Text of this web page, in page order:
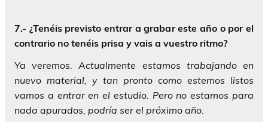
7.- ¿Tenéis previsto entrar a grabar este año o por el
contrario no tenéis prisa y vais a vuestro ritmo?
Ya veremos. Actualmente estamos trabajando en
nuevo material, y tan pronto como estemos listos
vamos a entrar en el estudio. Pero no estamos para
nada apurados, podría ser el próximo año.